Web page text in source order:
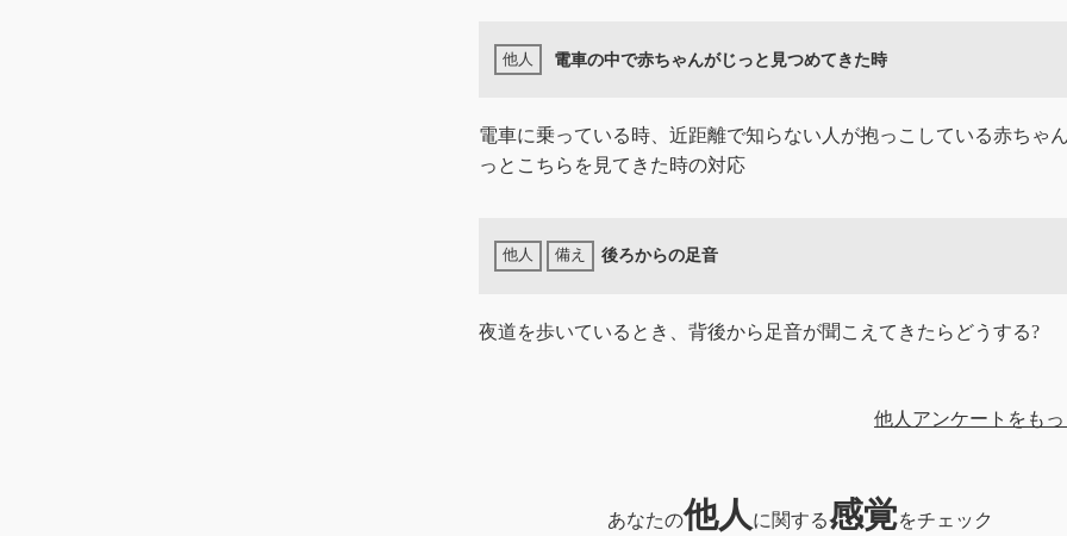
電車の中で赤ちゃんがじっと見つめてきた時
電車に乗っている時、近距離で知らない人が抱っこしている赤ちゃ
っとこちらを見てきた時の対応
後ろからの足音
夜道を歩いているとき、背後から足音が聞こえてきたらどうする?
他人アンケートをも
あなたの他人 に関する感覚をチェック